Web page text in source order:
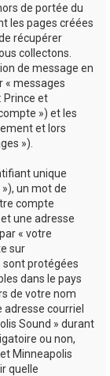
de portée du
les pages créées
récupérer
collectons.
de message en
« messages
Prince et
») et les
et lors
»).
unique
un mot de
compte
une adresse
« votre
sur
sont protégées
dans le pays
de votre nom
adresse courriel
Sound » durant
ou non,
Minneapolis
quelle